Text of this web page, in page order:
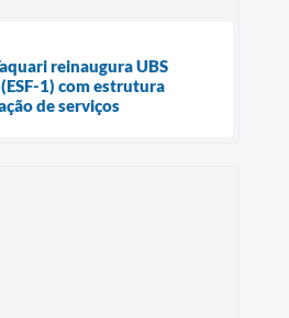
reinaugura UBS
1) com estrutura
de serviços